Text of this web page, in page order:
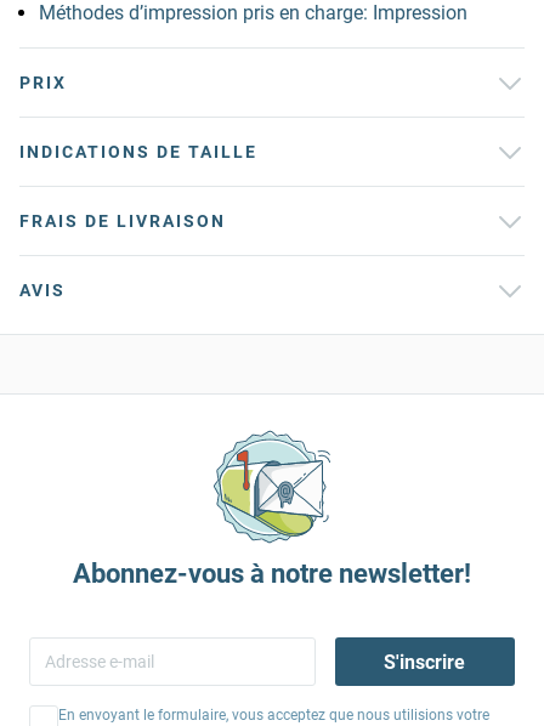
Méthodes d’impression pris en charge: Impression
PRIX
INDICATIONS DE TAILLE
FRAIS DE LIVRAISON
AVIS
Abonnez-vous à notre newsletter!
S'inscrire
En envoyant le formulaire, vous acceptez que nous utilisions votre